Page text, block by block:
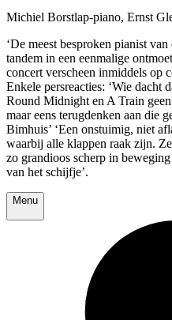
Michiel Borstlap-piano, Ernst
‘De meest besproken pianist
tandem in een eenmalige
concert verscheen inmiddels op
Enkele persreacties: ‘Wie dacht
Round Midnight en A Train
maar eens terugdenken aan die
Bimhuis’ ‘Een onstuimig, niet
waarbij alle klappen raak zijn.
zo grandioos scherp in
van het schijfje’.
Menu